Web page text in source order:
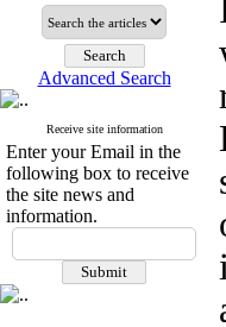
Advanced Search
Receive site information
Enter your Email in the
following box to receive
the site news and
information.